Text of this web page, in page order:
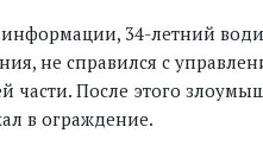
34-летний
не справился с
части. После этого
в ограждение.